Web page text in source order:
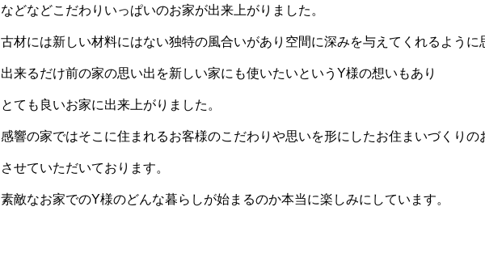
などなどこだわりいっぱいのお家が出来上がりました。
古材には新しい材料にはない独特の風合いがあり空間に深みを与えてくれるように
出来るだけ前の家の思い出を新しい家にも使いたいというY様の想いもあり
とても良いお家に出来上がりました。
感響の家ではそこに住まれるお客様のこだわりや思いを形にしたお住まいづくりの
させていただいております。
素敵なお家でのY様のどんな暮らしが始まるのか本当に楽しみにしています。